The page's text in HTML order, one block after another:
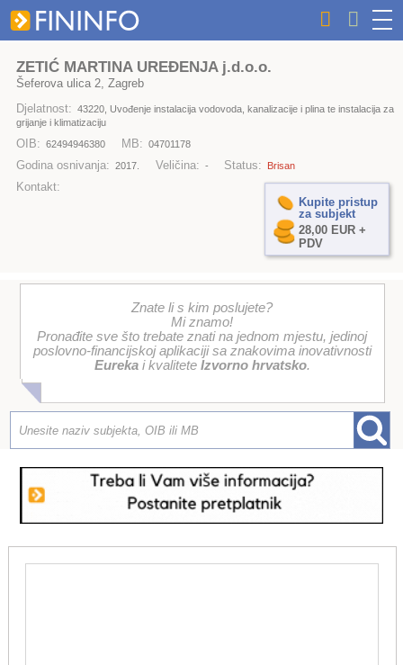
ZETIĆ MARTINA UREĐENJA j.d.o.o.
Šeferova ulica 2, Zagreb
Djelatnost: 43220, Uvođenje instalacija vodovoda, kanalizacije i plina te instalacija za
grijanje i klimatizaciju
OIB: 62494946380 MB: 04701178
Godina osnivanja: 2017. Veličina: - Status: Brisan
Kontakt:
Kupite pristup
za subjekt
28,00 EUR +
PDV
Znate li s kim poslujete?
Mi znamo!
Pronađite sve što trebate znati na jednom mjestu, jedinoj
poslovno-financijskoj aplikaciji sa znakovima inovativnosti
Eurekai kvalitete Izvorno hrvatsko.